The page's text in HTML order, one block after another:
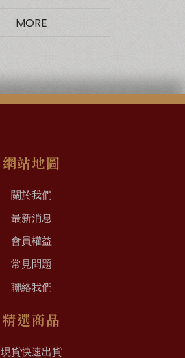
MORE
網站地圖
關於我們
最新消息
會員權益
常見問題
聯絡我們
精選商品
現貨快速出貨